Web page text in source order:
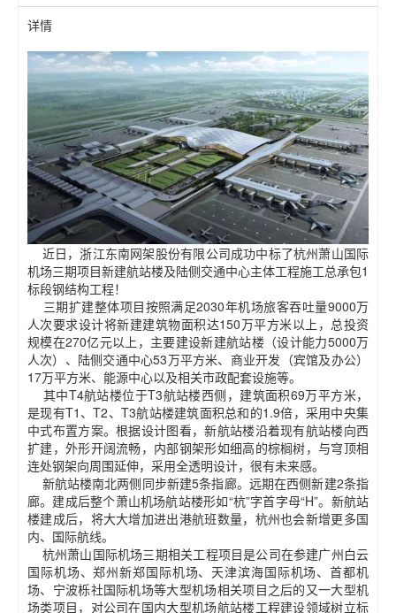
详情
近日，浙江东南网架股份有限公司成功中标了杭州萧山国际
机场三期项目新建航站楼及陆侧交通中心主体工程施工总承包1
标段钢结构工程！
三期扩建整体项目按照满足2030年机场旅客吞吐量9000万
人次要求设计将新建建筑物面积达150万平方米以上，总投资
规模在270亿元以上，主要建设新建航站楼（设计能力5000万
人次）、陆侧交通中心53万平方米、商业开发（宾馆及办公）
17万平方米、能源中心以及相关市政配套设施等。
其中T4航站楼位于T3航站楼西侧，建筑面积69万平方米，
是现有T1、T2、T3航站楼建筑面积总和的1.9倍，采用中央集
中式布置方案。根据设计图看，新航站楼沿着现有航站楼向西
扩建，外形开阔流畅，内部钢架形如细高的棕榈树，与穹顶相
连处钢架向周围延伸，采用全透明设计，很有未来感。
新航站楼南北两侧同步新建5条指廊。远期在西侧新建2条指
廊。建成后整个萧山机场航站楼形如“杭”字首字母“H”。新航站
楼建成后，将大大增加进出港航班数量，杭州也会新增更多国
内、国际航线。
杭州萧山国际机场三期相关工程项目是公司在参建广州白云
国际机场、郑州新郑国际机场、天津滨海国际机场、首都机
场、宁波栎社国际机场等大型机场相关项目之后的又一大型机
场类项目，对公司在国内大型机场航站楼工程建设领域树立标